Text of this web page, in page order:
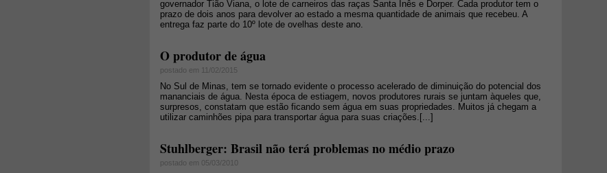
governador Tião Viana, o lote de carneiros das raças Santa Inês e Dorper. Cada produtor tem o
prazo de dois anos para devolver ao estado a mesma quantidade de animais que recebeu. A
entrega faz parte do 10º lote de ovelhas deste ano.
O produtor de água
postado em 11/02/2015
No Sul de Minas, tem se tornado evidente o processo acelerado de diminuição do potencial dos
mananciais de água. Nesta época de estiagem, novos produtores rurais se juntam àqueles que,
surpresos, constatam que estão ficando sem água em suas propriedades. Muitos já chegam a
utilizar caminhões pipa para transportar água para suas criações.[...]
Stuhlberger: Brasil não terá problemas no médio prazo
postado em 05/03/2010